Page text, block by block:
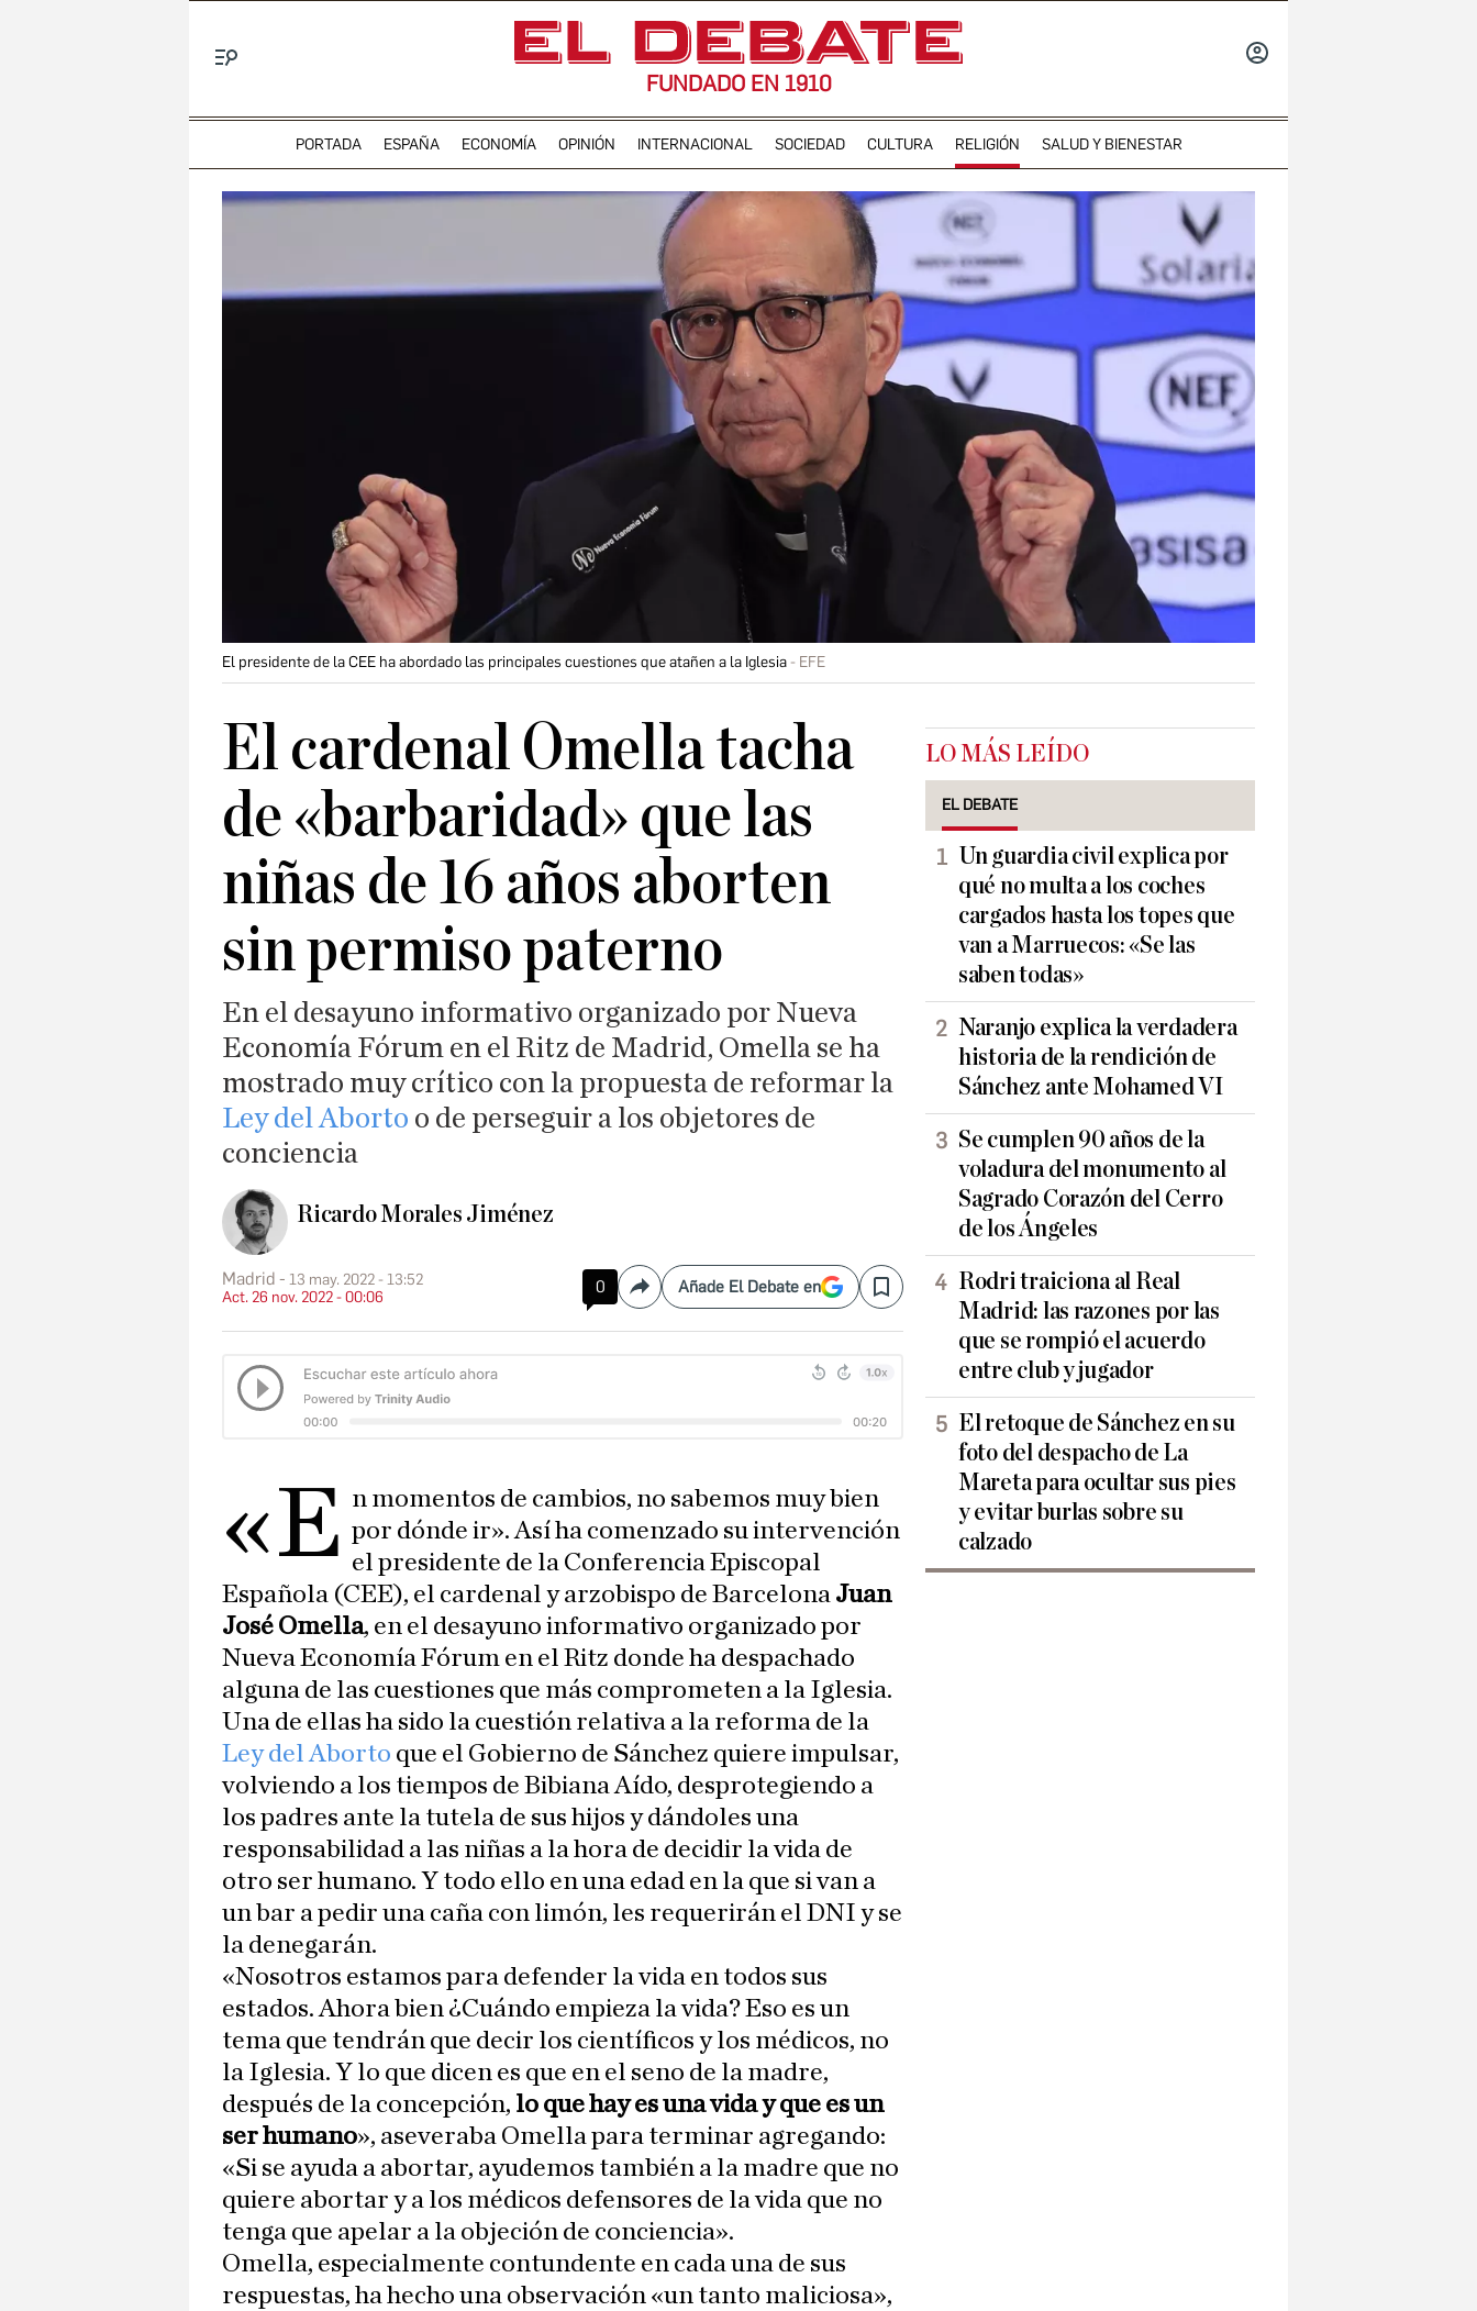
FUNDADO EN 1910
PORTADA ESPAÑA ECONOMÍA OPINIÓN INTERNACIONAL SOCIEDAD CULTURA RELIGIÓN SALUD Y BIENESTAR
El presidente de la CEE ha abordado las principales cuestiones que atañen a la Iglesia EFE
El cardenal Omella tacha
de «barbaridad» que las
niñas de 16 años aborten
sin permiso paterno
En el desayuno informativo organizado por Nueva
Economía Fórum en el Ritz de Madrid, Omella se ha
mostrado muy crítico con la propuesta de reformar la
Ley del Aborto o de perseguir a los objetores de
conciencia
Ricardo Morales Jiménez
Madrid
13 may. 2022 - 13:52
Act. 26 nov. 2022 - 00:06
0 CompartirAñade El Debate en Save
«E n momentos de cambios, no sabemos muy bien
por dónde ir». Así ha comenzado su intervención
el presidente de la Conferencia Episcopal
Española (CEE), el cardenal y arzobispo de Barcelona Juan
José Omella, en el desayuno informativo organizado por
Nueva Economía Fórum en el Ritz donde ha despachado
alguna de las cuestiones que más comprometen a la Iglesia.
Una de ellas ha sido la cuestión relativa a la reforma de la
Ley del Aborto que el Gobierno de Sánchez quiere impulsar,
volviendo a los tiempos de Bibiana Aído, desprotegiendo a
los padres ante la tutela de sus hijos y dándoles una
responsabilidad a las niñas a la hora de decidir la vida de
otro ser humano. Y todo ello en una edad en la que si van a
un bar a pedir una caña con limón, les requerirán el DNI y se
la denegarán.
«Nosotros estamos para defender la vida en todos sus
estados. Ahora bien ¿Cuándo empieza la vida? Eso es un
tema que tendrán que decir los científicos y los médicos, no
la Iglesia. Y lo que dicen es que en el seno de la madre,
después de la concepción, lo que hay es una vida y que es un
ser humano», aseveraba Omella para terminar agregando:
«Si se ayuda a abortar, ayudemos también a la madre que no
quiere abortar y a los médicos defensores de la vida que no
tenga que apelar a la objeción de conciencia».
Omella, especialmente contundente en cada una de sus
respuestas, ha hecho una observación «un tanto maliciosa»,
LO MÁS LEÍDO
EL DEBATE
Un guardia civil explica por
qué no multa a los coches
cargados hasta los topes que
van a Marruecos: «Se las
saben todas»
Naranjo explica la verdadera
historia de la rendición de
Sánchez ante Mohamed VI
Se cumplen 90 años de la
voladura del monumento al
Sagrado Corazón del Cerro
de los Ángeles
Rodri traiciona al Real
Madrid: las razones por las
que se rompió el acuerdo
entre club y jugador
El retoque de Sánchez en su
foto del despacho de La
Mareta para ocultar sus pies
y evitar burlas sobre su
calzado